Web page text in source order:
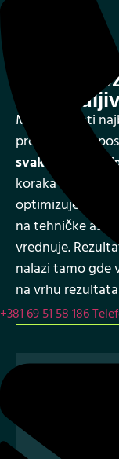
Visoko
u jer
Možete imati
pronađe – ne
svake izrade
koraka radimo
optimizujemo
na tehničke
vrednuje.
nalazi tamo gde
na vrhu
+381 69 51 58 186